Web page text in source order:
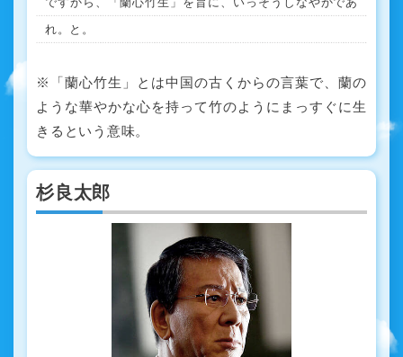
れ。と。
※「蘭心竹生」とは中国の古くからの言葉で、蘭の
ような華やかな心を持って竹のようにまっすぐに生
きるという意味。
杉良太郎